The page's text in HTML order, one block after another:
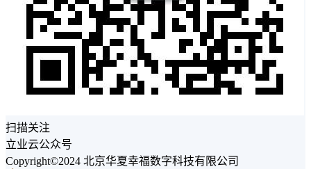
扫描关注
立业云公众号
Copyright©2024 北京华夏幸福数字科技有限公司